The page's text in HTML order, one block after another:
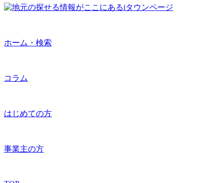
ホーム・検索
コラム
はじめての方
事業主の方